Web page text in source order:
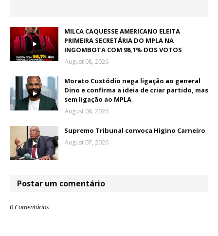
MILCA CAQUESSE AMERICANO ELEITA
PRIMEIRA SECRETÁRIA DO MPLA NA
INGOMBOTA COM 98,1% DOS VOTOS
August 08, 2026
Morato Custódio nega ligação ao general
Dino e confirma a ideia de criar partido, mas
sem ligação ao MPLA
August 08, 2026
Supremo Tribunal convoca Higino Carneiro
August 07, 2026
Postar um comentário
0 Comentários